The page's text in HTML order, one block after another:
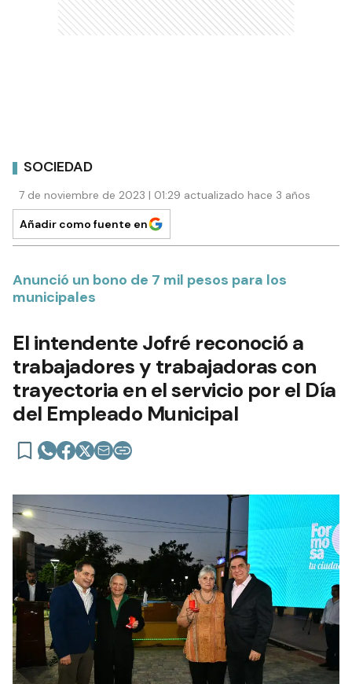
SOCIEDAD
7 de noviembre de 2023 | 01:29 actualizado hace 3 años
Añadir como fuente en
Anunció un bono de 7 mil pesos para los
municipales
El intendente Jofré reconoció a
trabajadores y trabajadoras con
trayectoria en el servicio por el Día
del Empleado Municipal